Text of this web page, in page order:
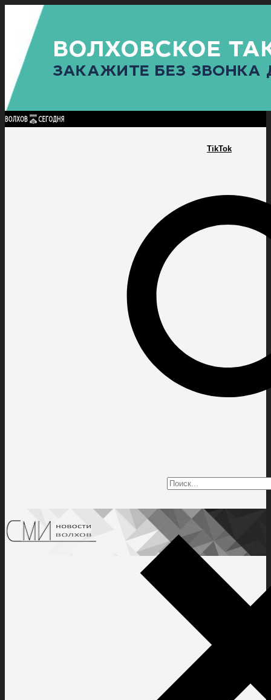
TikTok
Найти:
ГЛАВНАЯ ПОЛИТИКАПРОИСШЕСТВИЯ ПРОКУРАТУРАСПОРТ
ПОЛИТИКА
КУЛЬТУРА
ПОСЕЛЕНИЯ